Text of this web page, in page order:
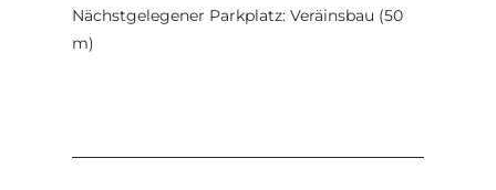
Nächstgelegener Parkplatz: Veräinsbau (50
m)